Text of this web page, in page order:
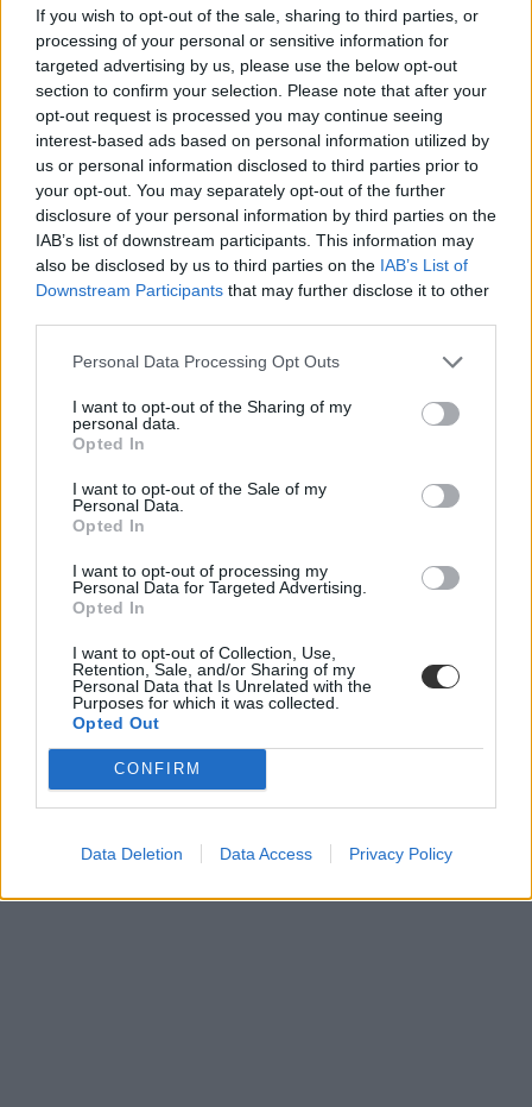
If you wish to opt-out of the sale, sharing to third parties, or
processing of your personal or sensitive information for
targeted advertising by us, please use the below opt-out
section to confirm your selection. Please note that after your
opt-out request is processed you may continue seeing
interest-based ads based on personal information utilized by
us or personal information disclosed to third parties prior to
your opt-out. You may separately opt-out of the further
disclosure of your personal information by third parties on the
IAB’s list of downstream participants. This information may
also be disclosed by us to third parties on the IAB’s List of
Downstream Participants that may further disclose it to other
Personal Data Processing Opt Outs
I want to opt-out of the Sharing of my
personal data.
Opted In
I want to opt-out of the Sale of my
Personal Data.
Opted In
I want to opt-out of processing my
Personal Data for Targeted Advertising.
Opted In
I want to opt-out of Collection, Use,
Retention, Sale, and/or Sharing of my
Personal Data that Is Unrelated with the
Purposes for which it was collected.
Opted Out
CONFIRM
Data Deletion Data Access Privacy Policy
bizonyítvány
érettségi bizonyítvány
belföld